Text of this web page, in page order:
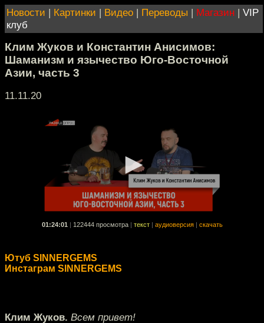
Новости | Картинки | Видео | Переводы | Магазин | VIP
клуб
Клим Жуков и Константин Анисимов:
Шаманизм и язычество Юго-Восточной
Азии, часть 3
11.11.20
01:24:01 122444 просмотра текст аудиоверсия скачать
Ютуб SINNERGEMS
Инстаграм SINNERGEMS
Клим Жуков. Всем привет!